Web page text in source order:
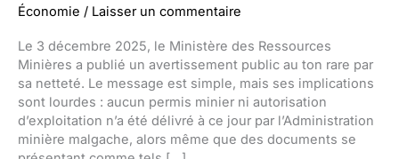
Économie / Laisser un commentaire
Le 3 décembre 2025, le Ministère des Ressources
Minières a publié un avertissement public au ton rare par
sa netteté. Le message est simple, mais ses implications
sont lourdes : aucun permis minier ni autorisation
d’exploitation n’a été délivré à ce jour par l’Administration
minière malgache, alors même que des documents se